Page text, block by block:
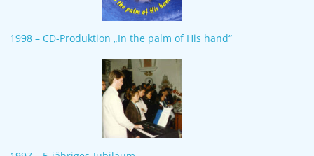
1998 – CD-Produktion „In the palm of His hand“